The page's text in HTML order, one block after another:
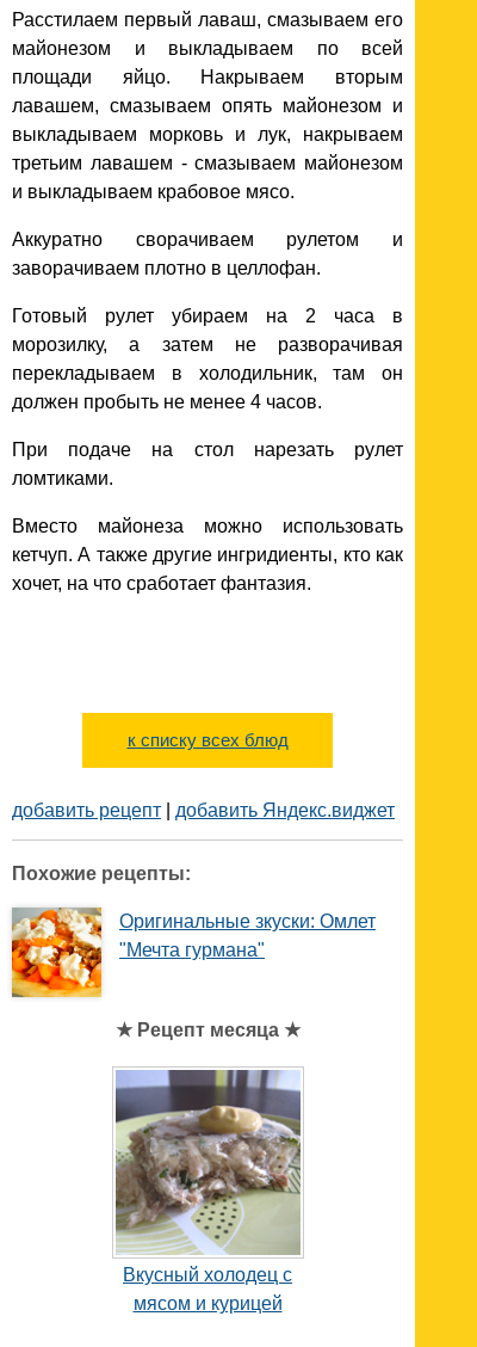
Расстилаем первый лаваш, смазываем его
майонезом и выкладываем по всей
площади яйцо. Накрываем вторым
лавашем, смазываем опять майонезом и
выкладываем морковь и лук, накрываем
третьим лавашем - смазываем майонезом
и выкладываем крабовое мясо.
Аккуратно сворачиваем рулетом и
заворачиваем плотно в целлофан.
Готовый рулет убираем на 2 часа в
морозилку, а затем не разворачивая
перекладываем в холодильник, там он
должен пробыть не менее 4 часов.
При подаче на стол нарезать рулет
ломтиками.
Вместо майонеза можно использовать
кетчуп. А также другие ингридиенты, кто как
хочет, на что сработает фантазия.
к списку всех блюд
добавить рецепт добавить Яндекс.виджет
Похожие рецепты:
Оригинальные зкуски: Омлет
"Мечта гурмана"
★ Рецепт месяца ★
Вкусный холодец с
мясом и курицей